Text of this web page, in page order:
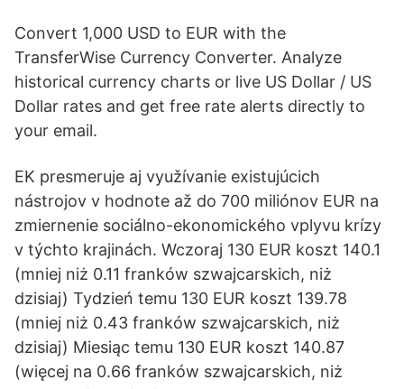
Convert 1,000 USD to EUR with the
TransferWise Currency Converter. Analyze
historical currency charts or live US Dollar / US
Dollar rates and get free rate alerts directly to
your email.
EK presmeruje aj využívanie existujúcich
nástrojov v hodnote až do 700 miliónov EUR na
zmiernenie sociálno-ekonomického vplyvu krízy
v týchto krajinách. Wczoraj 130 EUR koszt 140.1
(mniej niż 0.11 franków szwajcarskich, niż
dzisiaj) Tydzień temu 130 EUR koszt 139.78
(mniej niż 0.43 franków szwajcarskich, niż
dzisiaj) Miesiąc temu 130 EUR koszt 140.87
(więcej na 0.66 franków szwajcarskich, niż